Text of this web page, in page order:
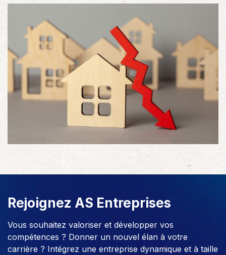
Rejoignez AS Entreprises
Vous souhaitez valoriser et développer vos
compétences ? Donner un nouvel élan à votre
carrière ? Intégrez une entreprise dynamique et à taille